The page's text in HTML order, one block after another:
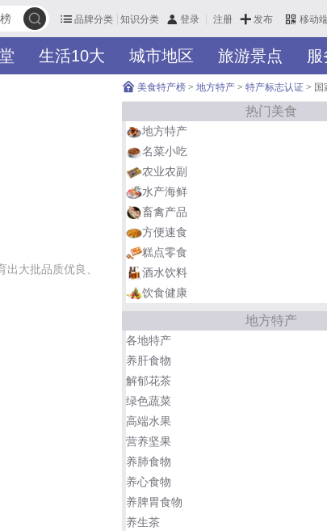
品牌分类 知识分类 登录 注册 发布 移动
生活10大 城市地区 旅游景点
大批品质优良、
美食特产榜 > 地方特产 > 特产标志认证 > 国
热门美食
地方特产
名菜小吃
农业农副
水产海鲜
畜禽产品
方便速食
糕点零食
酒水饮料
饮食健康
地方特产
各地特产
养肝食物
解郁花茶
绿色蔬菜
高端水果
营养坚果
养肺食物
养心食物
养脾胃食物
养生茶